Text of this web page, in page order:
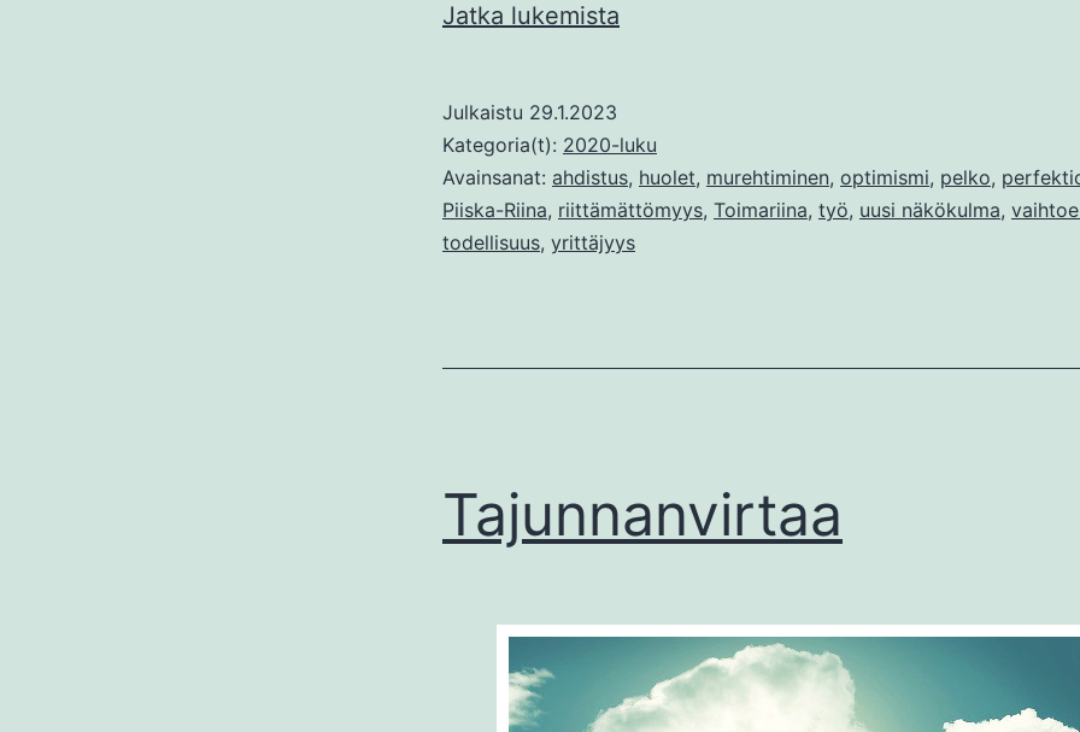
Jatka lukemista
Julkaistu 29.1.2023
Kategoria(t): 2020-luku
Avainsanat: ahdistus, huolet, murehtiminen, optimismi, pelko,
Piiska-Riina, riittämättömyys, Toimariina, työ, uusi näkökulma,
todellisuus, yrittäjyys
Tajunnanvirtaa